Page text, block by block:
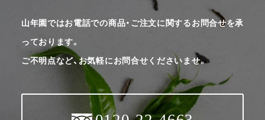
山年園ではお電話での商品・ご注文に関するお問合せを承
っております。
ご不明点など、お気軽にお問合せくださいませ。